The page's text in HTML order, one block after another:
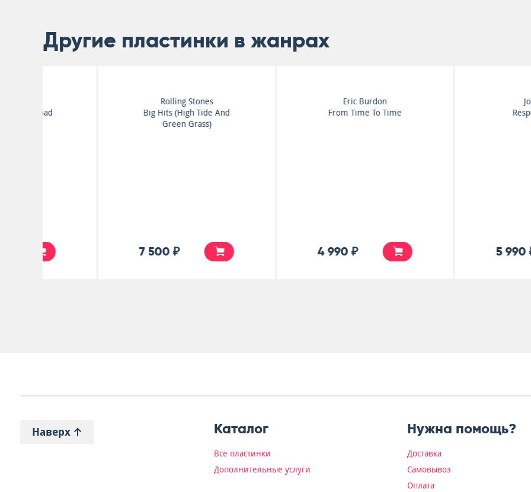
Другие пластинки в жанрах
From Time To Time
Respect Yourself
Afscheidsconcert
Наверх Каталог
Все пластинки
Дополнительные услуги
Нужна помощь?
Доставка
Самовывоз
Оплата